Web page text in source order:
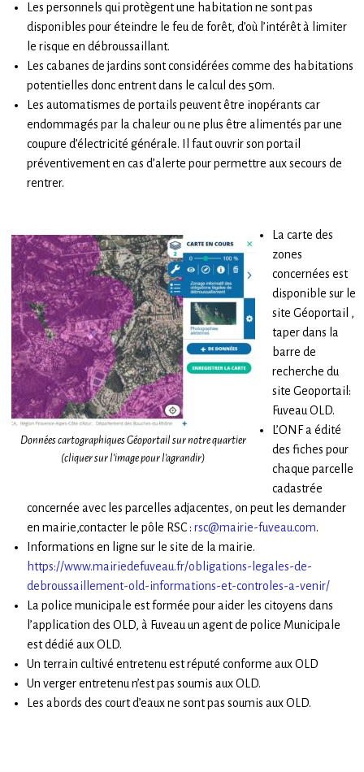
Les personnels qui protègent une habitation ne sont pas
disponibles pour éteindre le feu de forêt, d’où l’intérêt à limiter
le risque en débroussaillant.
Les cabanes de jardins sont considérées comme des habitations
potentielles donc entrent dans le calcul des 50m.
Les automatismes de portails peuvent être inopérants car
endommagés par la chaleur ou ne plus être alimentés par une
coupure d’électricité générale. Il faut ouvrir son portail
préventivement en cas d’alerte pour permettre aux secours de
rentrer.
Données cartographiques Géoportail sur notre quartier
(cliquer sur l’image pour l’agrandir)
La carte des
zones
concernées est
disponible sur le
site Géoportail ,
taper dans la
barre de
recherche du
site Geoportail:
Fuveau OLD.
L’ONF a édité
des fiches pour
chaque parcelle
cadastrée
concernée avec les parcelles adjacentes, on peut les demander
en mairie,contacter le pôle RSC : rsc@mairie-fuveau.com.
Informations en ligne sur le site de la mairie.
https://www.mairiedefuveau.fr/obligations-legales-de-
debroussaillement-old-informations-et-controles-a-venir/
La police municipale est formée pour aider les citoyens dans
l’application des OLD, à Fuveau un agent de police Municipale
est dédié aux OLD.
Un terrain cultivé entretenu est réputé conforme aux OLD
Un verger entretenu n’est pas soumis aux OLD.
Les abords des court d’eaux ne sont pas soumis aux OLD.